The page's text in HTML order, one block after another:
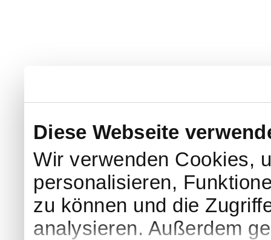
Diese Webseite
Wir verwenden Cookies,
personalisieren,
zu können und die
analysieren. Außerdem